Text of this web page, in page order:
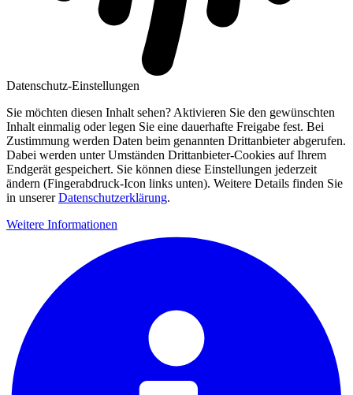
Datenschutz-Einstellungen
Sie möchten diesen Inhalt sehen? Aktivieren Sie den gewünschten
Inhalt einmalig oder legen Sie eine dauerhafte Freigabe fest. Bei
Zustimmung werden Daten beim genannten Drittanbieter abgerufen.
Dabei werden unter Umständen Drittanbieter-Cookies auf Ihrem
Endgerät gespeichert. Sie können diese Einstellungen jederzeit
ändern (Fingerabdruck-Icon links unten). Weitere Details finden Sie
in unsererDatenschutzerklärung.
Weitere Informationen